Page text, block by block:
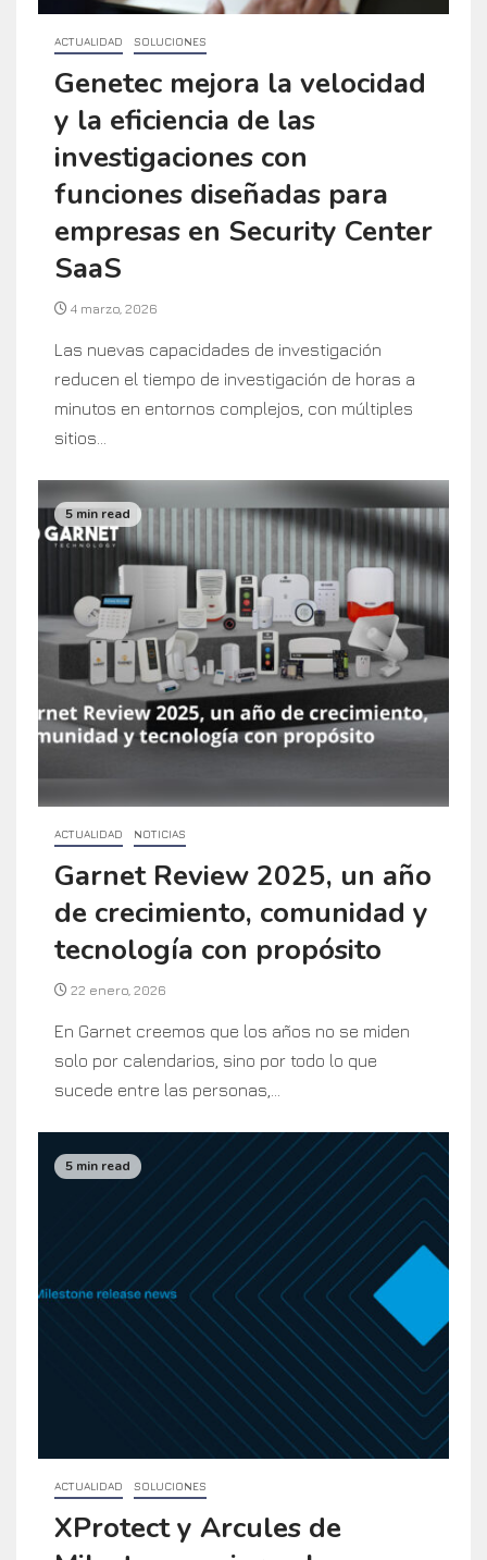
ACTUALIDAD SOLUCIONES
Genetec mejora la velocidad
y la eficiencia de las
investigaciones con
funciones diseñadas para
empresas en Security Center
SaaS
4 marzo, 2026
Las nuevas capacidades de investigación
reducen el tiempo de investigación de horas a
minutos en entornos complejos, con múltiples
sitios...
5 min read
ACTUALIDAD NOTICIAS
Garnet Review 2025, un año
de crecimiento, comunidad y
tecnología con propósito
22 enero, 2026
En Garnet creemos que los años no se miden
solo por calendarios, sino por todo lo que
sucede entre las personas,...
5 min read
ACTUALIDAD SOLUCIONES
XProtect y Arcules de